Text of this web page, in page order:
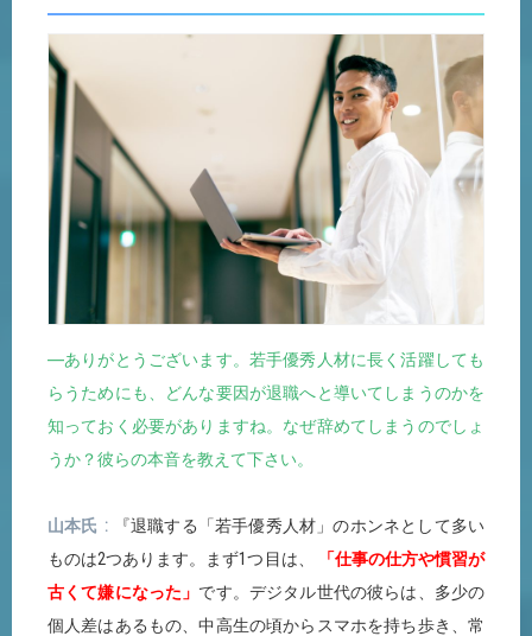
―ありがとうございます。若手優秀人材に長く活躍しても
らうためにも、どんな要因が退職へと導いてしまうのかを
知っておく必要がありますね。なぜ辞めてしまうのでしょ
うか？彼らの本音を教えて下さい。
山本氏
『退職する「若手優秀人材」のホンネとして多い
ものは2つあります。まず1つ目は、
「仕事の仕方や慣習が
古くて嫌になった」 です。デジタル世代の彼らは、多少の
個人差はあるもの、中高生の頃からスマホを持ち歩き、常